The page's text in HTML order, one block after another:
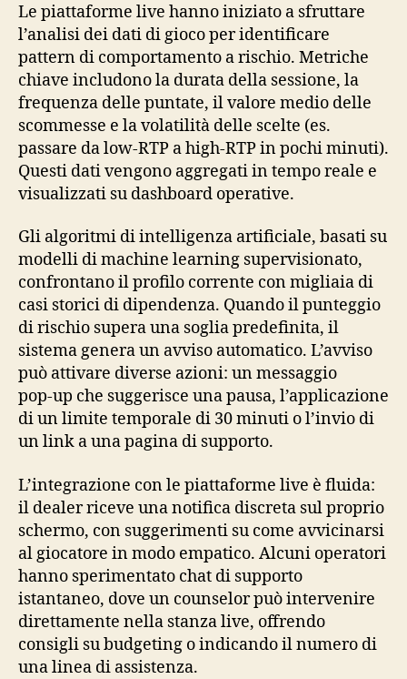
Le piattaforme live hanno iniziato a sfruttare
l’analisi dei dati di gioco per identificare
pattern di comportamento a rischio. Metriche
chiave includono la durata della sessione, la
frequenza delle puntate, il valore medio delle
scommesse e la volatilità delle scelte (es.
passare da low‑RTP a high‑RTP in pochi minuti).
Questi dati vengono aggregati in tempo reale e
visualizzati su dashboard operative.
Gli algoritmi di intelligenza artificiale, basati su
modelli di machine learning supervisionato,
confrontano il profilo corrente con migliaia di
casi storici di dipendenza. Quando il punteggio
di rischio supera una soglia predefinita, il
sistema genera un avviso automatico. L’avviso
può attivare diverse azioni: un messaggio
pop‑up che suggerisce una pausa, l’applicazione
di un limite temporale di 30 minuti o l’invio di
un link a una pagina di supporto.
L’integrazione con le piattaforme live è fluida:
il dealer riceve una notifica discreta sul proprio
schermo, con suggerimenti su come avvicinarsi
al giocatore in modo empatico. Alcuni operatori
hanno sperimentato chat di supporto
istantaneo, dove un counselor può intervenire
direttamente nella stanza live, offrendo
consigli su budgeting o indicando il numero di
una linea di assistenza.